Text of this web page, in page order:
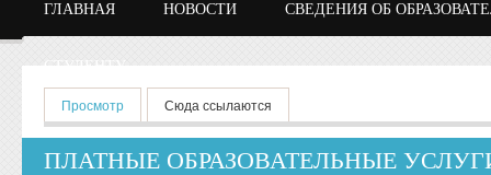
ГЛАВНАЯ НОВОСТИ СВЕДЕНИЯ ОБ
СТУДЕНТУ
Главные вкладки
Просмотр (активная вкладка)
Сюда ссылаются
ПЛАТНЫЕ ОБРАЗОВАТЕЛЬНЫЕ